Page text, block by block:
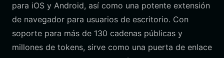
para iOS y Android, así como una potente extensión
de navegador para usuarios de escritorio. Con
soporte para más de 130 cadenas públicas y
millones de tokens, sirve como una puerta de enlace